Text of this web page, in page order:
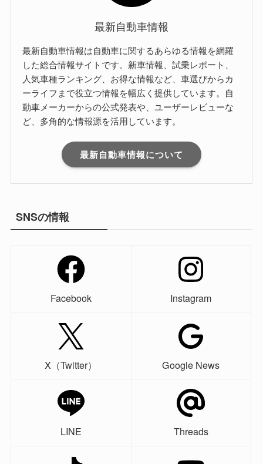
最新自動車情報
最新自動車情報は自動車に関するあらゆる情報を網羅
した総合情報サイトです。新車情報、試乗レポート、
人気車種ランキング、お得な情報など、車選びからカ
ーライフまで役立つ情報を幅広く提供しています。自
動車メーカーからの公式発表や、ユーザーレビューな
ど、多角的な情報源を活用しています。
最新自動車情報について
SNSの情報
Facebook Instagram
X（Twitter） Google News
LINE Threads